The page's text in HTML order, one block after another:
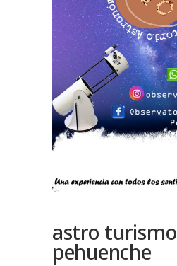
astro turismo
pehuenche